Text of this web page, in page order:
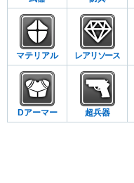
マテリアル レアリソース
Dアーマー 超兵器